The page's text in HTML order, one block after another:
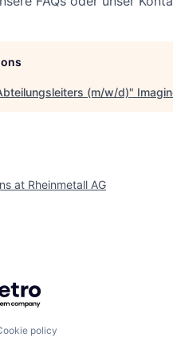
(m/w/d)"
at Rheinmetall AG
Getro.com
policy